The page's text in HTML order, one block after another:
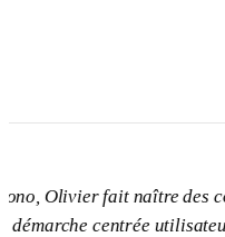
fait naître des coups de
centrée utilisateurs. Il a